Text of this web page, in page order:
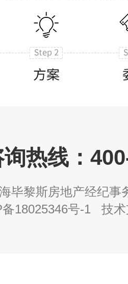
热线：
毕黎斯房地产经纪事
18025346号-1 技术